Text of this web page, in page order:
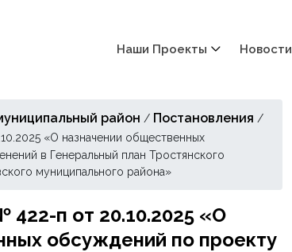
Наши Проекты Новости
район / Постановления /
«О назначении общественных
в Генеральный план Тростянского
муниципального района»
п от 20.10.2025 «О
обсуждений по проекту